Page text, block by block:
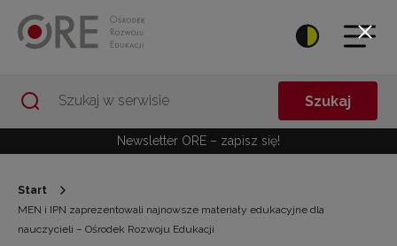
Szukaj
Newsletter ORE – zapisz się!
Start
MEN i IPN zaprezentowali najnowsze materiały edukacyjne dla
nauczycieli – Ośrodek Rozwoju Edukacji